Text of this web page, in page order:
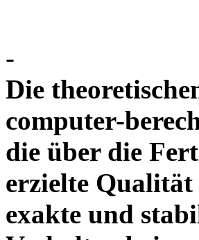
-
Die
computer-
die über die
erzielte Qualität
exakte und